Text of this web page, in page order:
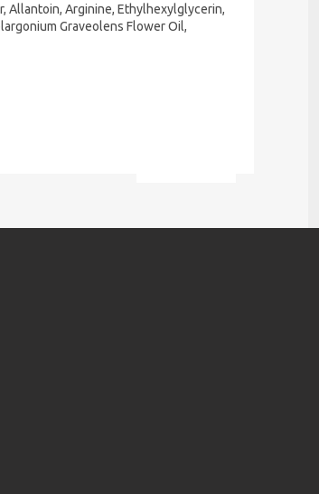
Allantoin, Arginine, Ethylhexylglycerin,
Graveolens Flower Oil,